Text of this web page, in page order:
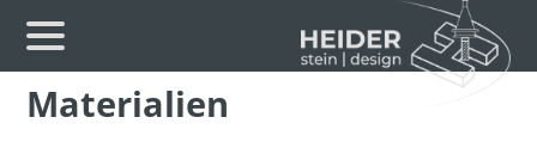
Materialien